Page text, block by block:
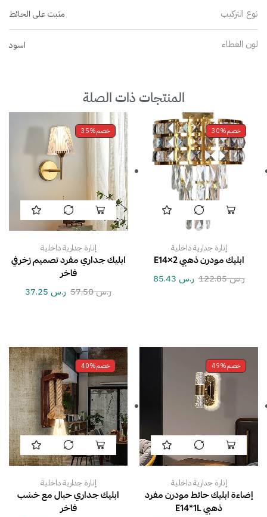
نوع التركيب مثبت على الحائط
لون الغطاء اسود
المنتجات ذات الصلة
خصم30%
إنارة جدارية داخلية
ابليك مودرن ذهبي E14×2
ر.س122.85 ر.س
خصم35%
إنارة جدارية داخلية
ابليك جداري مفرد تصميم زخرفي
فاخر
ر.س57.50 ر.س
خصم49%
إنارة جدارية داخلية
إضاءة ابليك حائط مودرن مفرد
ذهبي E14*1L
خصم40%
إنارة جدارية داخلية
ابليك جداري حبال مع خشب
فاخر